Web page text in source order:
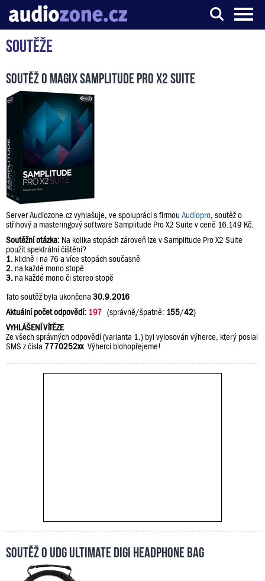
Server o digitálním zpracování zvuku
Soutěže
Soutěž o Magix Samplitude Pro X2 Suite
Server Audiozone.cz vyhlašuje, ve spolupráci s firmou Audiopro, soutěž o
střihový a masteringový software Samplitude Pro X2 Suite v ceně 16.149 Kč.
Soutěžní otázka: Na kolika stopách zároveň lze v Samplitude Pro X2 Suite
použít spektrální čištění?
1. klidně i na 76 a více stopách současně
2. na každé mono stopě
3. na každé mono či stereo stopě
Tato soutěž byla ukončena 30.9.2016
Aktuální počet odpovědí: 197 (správně/špatně: 155/42)
VYHLÁŠENÍ VÍTĚZE
Ze všech správných odpovědí (varianta 1.) byl vylosován výherce, který poslal
SMS z čísla 7770252xx. Výherci blohopřejeme!
Soutěž o UDG Ultimate DIGI Headphone Bag